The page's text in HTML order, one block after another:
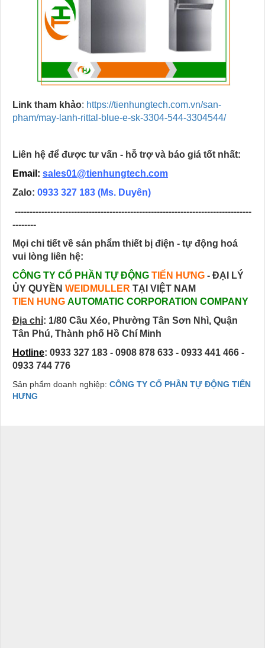
Link tham khảo: https://tienhungtech.com.vn/san-
pham/may-lanh-rittal-blue-e-sk-3304-544-3304544/
Liên hệ để được tư vấn - hỗ trợ và báo giá tốt nhất:
Email: sales01@tienhungtech.com
Zalo: 0933 327 183 (Ms. Duyên)
--------------------------------------------------------------------------------
--------
Mọi chi tiết về sản phẩm thiết bị điện - tự động hoá
vui lòng liên hệ:
CÔNG TY CỔ PHẦN TỰ ĐỘNG TIẾN HƯNG - ĐẠI LÝ
ỦY QUYỀN WEIDMULLER TẠI VIỆT NAM
TIEN HUNG AUTOMATIC CORPORATION COMPANY
Địa chỉ: 1/80 Cầu Xéo, Phường Tân Sơn Nhì, Quận
Tân Phú, Thành phố Hồ Chí Minh
Hotline: 0933 327 183 - 0908 878 633 - 0933 441 466 -
0933 744 776
Sản phẩm doanh nghiệp: CÔNG TY CỔ PHẦN TỰ ĐỘNG TIẾN
HƯNG